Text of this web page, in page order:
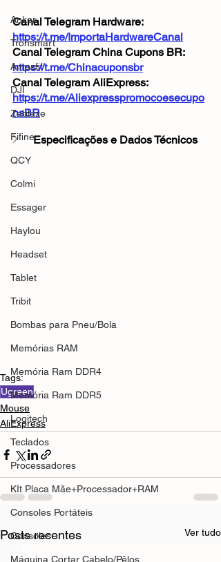
Anker
Tronsmart
Amazfit
DJI
Zeblaze
Fifine
QCY
Colmi
Essager
Haylou
Headset
Tablet
Tribit
Bombas para Pneu/Bola
Memórias RAM
Memória Ram DDR4
Memória Ram DDR5
Logitech
Teclados
Processadores
KIt Placa Mãe+Processador+RAM
Consoles Portáteis
Consoles
Máquina Cortar Cabelo/Pêlos
Canal Telegram Hardware:
https://t.me/ImportaHardwareCanal
Canal Telegram China Cupons BR:
https://t.me/Chinacuponsbr
Canal Telegram AliExpress:
https://t.me/Aliexpresspromocoesecupo
nsBR
Especificações e Dados Técnicos
Tags:
Ugreen
Mouse
AliExpress
Posts recentes Ver tudo